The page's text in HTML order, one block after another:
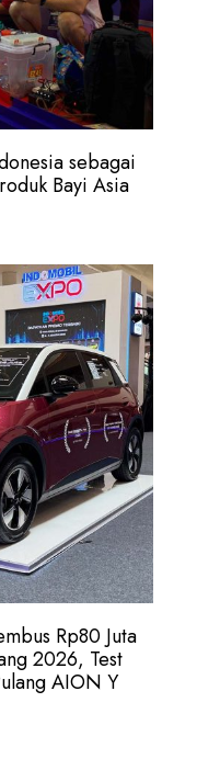
sebagai
Bayi Asia
Rp80 Juta
2026, Test
AION Y